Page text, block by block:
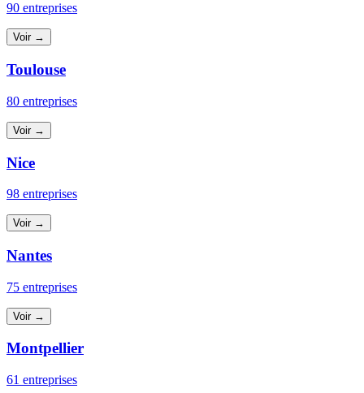
90 entreprises
Voir →
Toulouse
80 entreprises
Voir →
Nice
98 entreprises
Voir →
Nantes
75 entreprises
Voir →
Montpellier
61 entreprises